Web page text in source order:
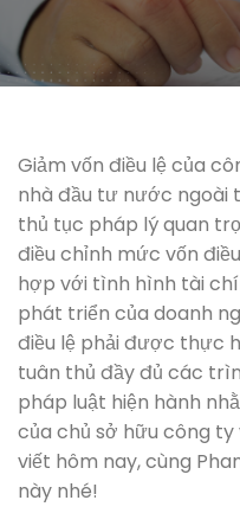
Giảm vốn điều lệ của
nhà đầu tư nước ngoài
thủ tục pháp lý quan
điều chỉnh mức vốn
hợp với tình hình tài
phát triển của doanh
điều lệ phải được thực
tuân thủ đầy đủ các
pháp luật hiện hành
của chủ sở hữu công ty
viết hôm nay, cùng
này nhé!